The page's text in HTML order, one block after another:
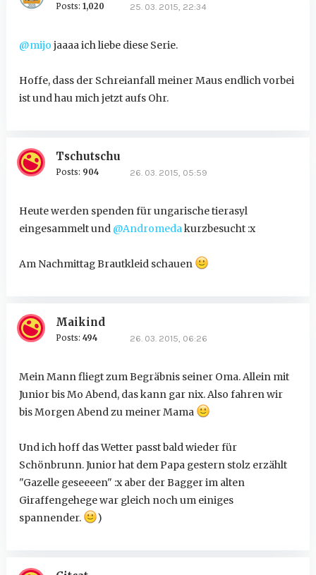
Posts: 1,020 25. 03. 2015, 22:34
@mijo jaaaa ich liebe diese Serie.
Hoffe, dass der Schreianfall meiner Maus endlich vorbei
ist und hau mich jetzt aufs Ohr.
Tschutschu
Posts: 904 26. 03. 2015, 05:59
Heute werden spenden für ungarische tierasyl
eingesammelt und @Andromedakurzbesucht :x
Am Nachmittag Brautkleid schauen
Maikind
Posts: 494 26. 03. 2015, 06:26
Mein Mann fliegt zum Begräbnis seiner Oma. Allein mit
Junior bis Mo Abend, das kann gar nix. Also fahren wir
bis Morgen Abend zu meiner Mama
Und ich hoff das Wetter passt bald wieder für
Schönbrunn. Junior hat dem Papa gestern stolz erzählt
"Gazelle geseeeen" :x aber der Bagger im alten
Giraffengehege war gleich noch um einiges
spannender.
)